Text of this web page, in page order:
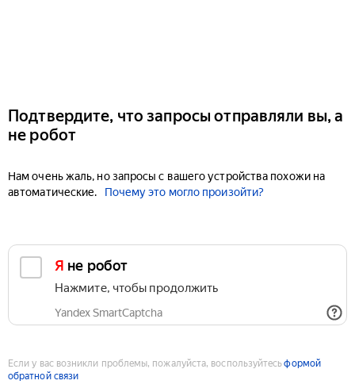
Подтвердите, что запросы отправляли вы, а
не робот
Нам очень жаль, но запросы с вашего устройства похожи на
автоматические.
Почему это могло произойти?
Я не робот
Нажмите, чтобы продолжить
Yandex SmartCaptcha
Если у вас возникли проблемы, пожалуйста, воспользуйтесьформой
обратной связи